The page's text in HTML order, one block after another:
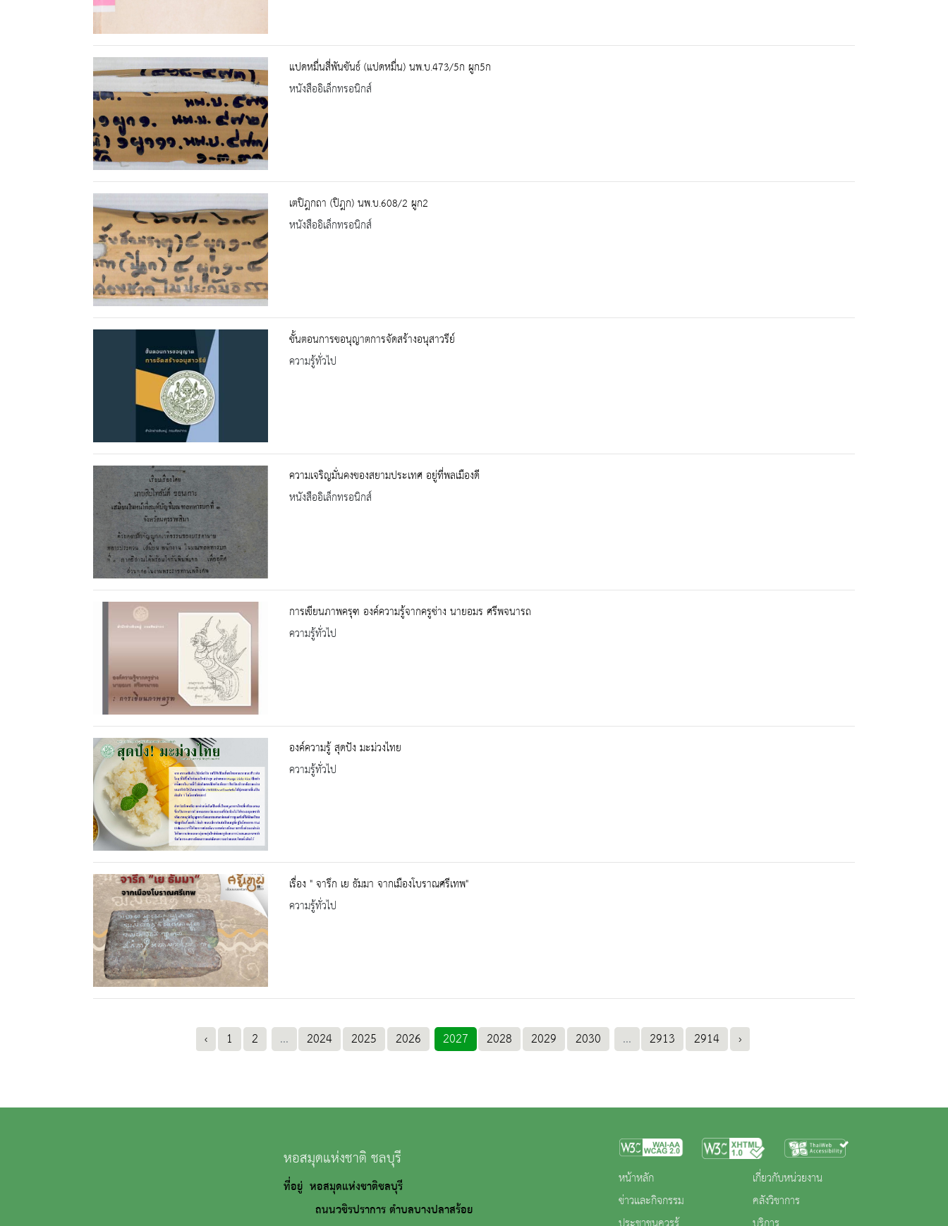
แปดหมื่นสี่พันขันธ์ (แปดหมื่น) นพ.บ.473/5ก ผูก5ก
หนังสืออิเล็กทรอนิกส์
เตปิฎกถา (ปิฎก) นพ.บ.608/2 ผูก2
หนังสืออิเล็กทรอนิกส์
ขั้นตอนการขอนุญาตการจัดสร้างอนุสาวรีย์
ความรู้ทั่วไป
ความเจริญมั่นคงของสยามประเทศ อยู่ที่พลเมืองดี
หนังสืออิเล็กทรอนิกส์
การเขียนภาพครุฑ องค์ความรู้จากครูช่าง นายอมร ศรีพจนารถ
ความรู้ทั่วไป
องค์ความรู้ สุดปัง มะม่วงไทย
ความรู้ทั่วไป
เรื่อง " จารึก เย ธัมมา จากเมืองโบราณศรีเทพ"
ความรู้ทั่วไป
‹ 1 2 ... 2024 2025 2026 2027 2028 2029 2030 ... 2913 2914 ›
หอสมุดแห่งชาติ ชลบุรี
ที่อยู่ หอสมุดแห่งชาติชลบุรี
ถนนวชิรปราการ ตำบลบางปลาสร้อย
หน้าหลัก
ข่าวและกิจกรรม
เกี่ยวกับหน่วยงาน
คลังวิชาการ